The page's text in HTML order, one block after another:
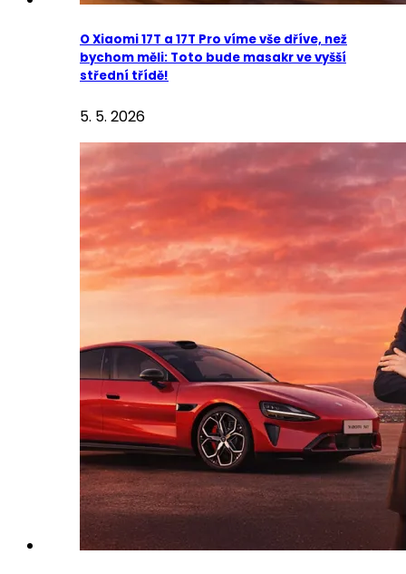
O Xiaomi 17T a 17T Pro víme vše dříve, než
bychom měli: Toto bude masakr ve vyšší
střední třídě!
5. 5. 2026